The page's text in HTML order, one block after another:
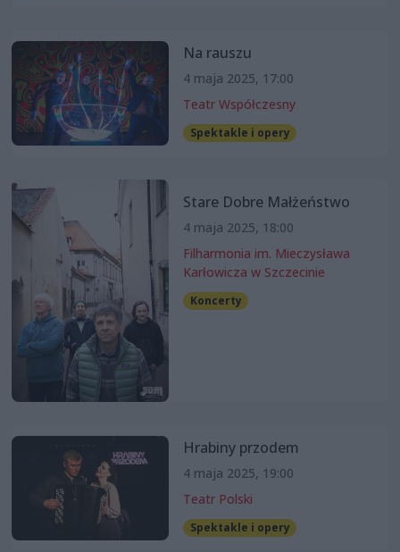
Na rauszu
4 maja 2025, 17:00
Teatr Współczesny
Spektakle i opery
Stare Dobre Małżeństwo
4 maja 2025, 18:00
Filharmonia im. Mieczysława
Karłowicza w Szczecinie
Koncerty
Hrabiny przodem
4 maja 2025, 19:00
Teatr Polski
Spektakle i opery